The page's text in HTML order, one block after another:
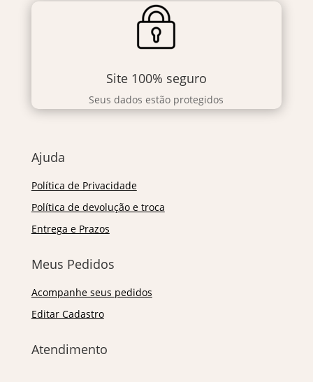
Site 100% seguro
Seus dados estão protegidos
Ajuda
Política de Privacidade
Política de devolução e troca
Entrega e Prazos
Meus Pedidos
Acompanhe seus pedidos
Editar Cadastro
Atendimento